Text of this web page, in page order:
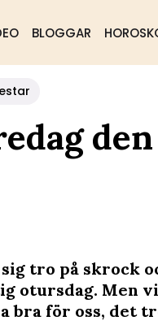
BLOGGAR
den
tro på skrock
otursdag. Men
bra för oss, det